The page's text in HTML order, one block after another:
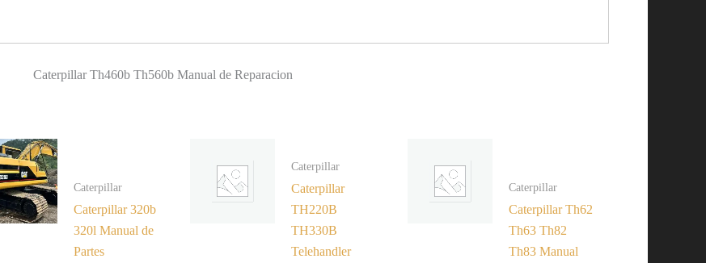
Caterpillar Th460b Th560b Manual de Reparacion
Caterpillar
Caterpillar 320b
320l Manual de
Partes
Caterpillar
Caterpillar
TH220B
TH330B
Telehandler
Caterpillar
Caterpillar Th62
Th63 Th82
Th83 Manual